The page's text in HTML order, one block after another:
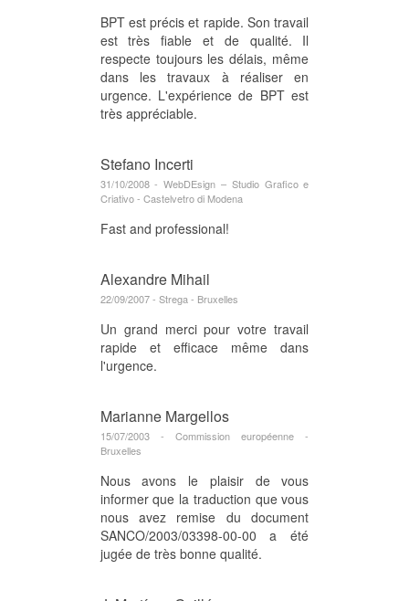
BPT est précis et rapide. Son travail
est très fiable et de qualité. Il
respecte toujours les délais, même
dans les travaux à réaliser en
urgence. L'expérience de BPT est
très appréciable.
Stefano Incerti
31/10/2008 - WebDEsign – Studio Grafico e
Criativo - Castelvetro di Modena
Fast and professional!
Alexandre Mihail
22/09/2007 - Strega - Bruxelles
Un grand merci pour votre travail
rapide et efficace même dans
l'urgence.
Marianne Margellos
15/07/2003 - Commission européenne -
Bruxelles
Nous avons le plaisir de vous
informer que la traduction que vous
nous avez remise du document
SANCO/2003/03398-00-00 a été
jugée de très bonne qualité.